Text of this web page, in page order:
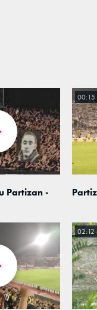
Partizan -
00:15
02:12